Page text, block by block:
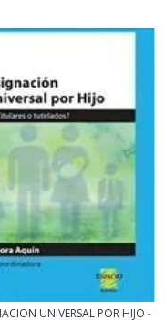
UNIVERSAL POR HIJO -